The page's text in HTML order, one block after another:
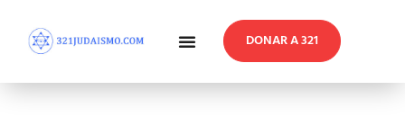
DONAR A 321